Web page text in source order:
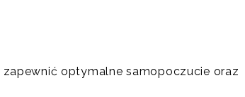
optymalne samopoczucie oraz